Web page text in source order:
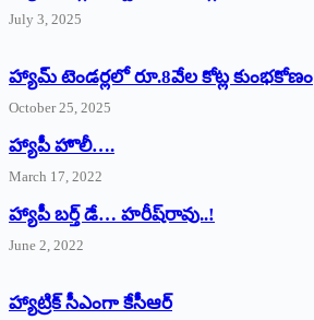
July 3, 2025
హ్యామ్‌ ‌టెండర్లలో రూ.8వేల కోట్ల కుంభకోణం
October 25, 2025
హ్యాపీ హొలీ….
March 17, 2022
హ్యాపీ బర్త్ ‌డే… హరీష్‌రావు..!
June 2, 2022
హ్యాట్రిక్‌ ‌సీఎంగా కేసీఆర్‌